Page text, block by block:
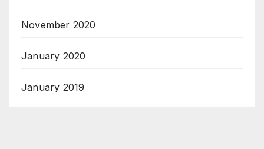
November 2020
January 2020
January 2019